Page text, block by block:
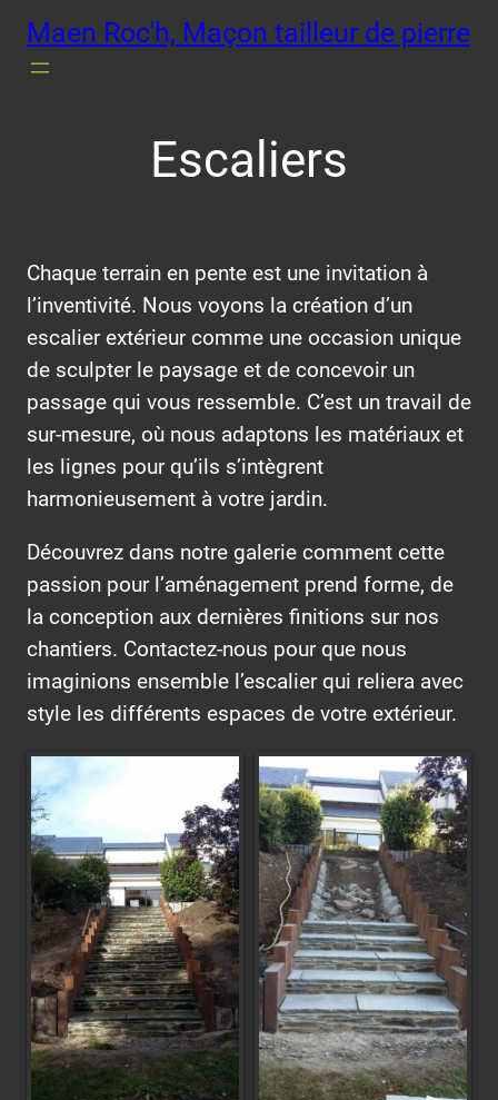
Aller
Maen Roc'h, Maçon tailleur de pierre
Escaliers
Chaque terrain en pente est une invitation à
l’inventivité. Nous voyons la création d’un
escalier extérieur comme une occasion unique
de sculpter le paysage et de concevoir un
passage qui vous ressemble. C’est un travail de
sur-mesure, où nous adaptons les matériaux et
les lignes pour qu’ils s’intègrent
harmonieusement à votre jardin.
Découvrez dans notre galerie comment cette
passion pour l’aménagement prend forme, de
la conception aux dernières finitions sur nos
chantiers. Contactez-nous pour que nous
imaginions ensemble l’escalier qui reliera avec
style les différents espaces de votre extérieur.